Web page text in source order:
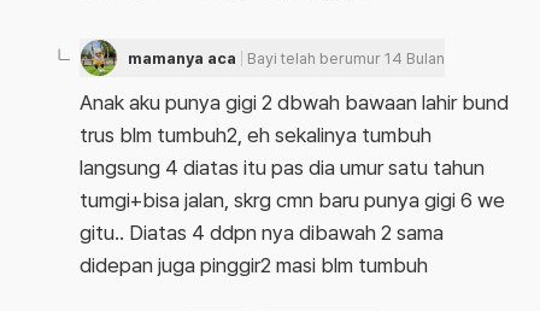
mamanya aca Bayi telah berumur 14 Bulan
Anak aku punya gigi 2 dbwah bawaan lahir bund
trus blm tumbuh2, eh sekalinya tumbuh
langsung 4 diatas itu pas dia umur satu tahun
tumgi+bisa jalan, skrg cmn baru punya gigi 6 we
gitu.. Diatas 4 ddpn nya dibawah 2 sama
didepan juga pinggir2 masi blm tumbuh